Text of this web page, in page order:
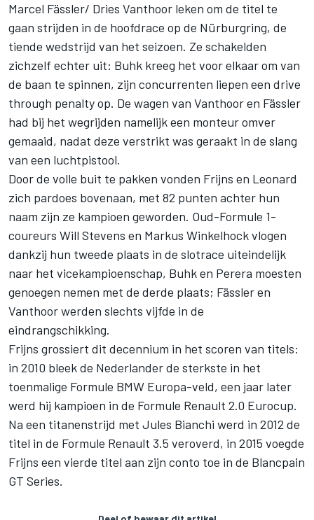
Marcel Fässler/ Dries Vanthoor leken om de titel te
gaan strijden in de hoofdrace op de Nürburgring, de
tiende wedstrijd van het seizoen. Ze schakelden
zichzelf echter uit: Buhk kreeg het voor elkaar om van
de baan te spinnen, zijn concurrenten liepen een drive
through penalty op. De wagen van Vanthoor en Fässler
had bij het wegrijden namelijk een monteur omver
gemaaid, nadat deze verstrikt was geraakt in de slang
van een luchtpistool.
Door de volle buit te pakken vonden Frijns en Leonard
zich pardoes bovenaan, met 82 punten achter hun
naam zijn ze kampioen geworden. Oud-Formule 1-
coureurs Will Stevens en Markus Winkelhock vlogen
dankzij hun tweede plaats in de slotrace uiteindelijk
naar het vicekampioenschap, Buhk en Perera moesten
genoegen nemen met de derde plaats; Fässler en
Vanthoor werden slechts vijfde in de
eindrangschikking.
Frijns grossiert dit decennium in het scoren van titels:
in 2010 bleek de Nederlander de sterkste in het
toenmalige Formule BMW Europa-veld, een jaar later
werd hij kampioen in de Formule Renault 2.0 Eurocup.
Na een titanenstrijd met Jules Bianchi werd in 2012 de
titel in de Formule Renault 3.5 veroverd, in 2015 voegde
Frijns een vierde titel aan zijn conto toe in de Blancpain
GT Series.